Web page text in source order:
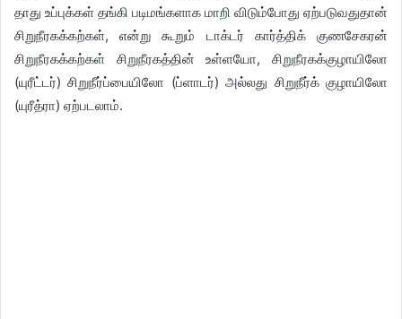
தாது உப்புக்கள் தங்கி படிமங்களாக மாறி விடும்போது ஏற்படுவதுதான்
சிறுநீரகக்கற்கள், என்று கூறும் டாக்டர் கார்த்திக் குணசேகரன்
சிறுநீரகக்கற்கள் சிறுநீரகத்தின் உள்ளயோ, சிறுநீரகக்குழாயிலோ
(யுரீட்டர்) சிறுநீர்ப்பையிலோ (ப்ளாடர்) அல்லது சிறுநீர்க் குழாயிலோ
(யுரீத்ரா) ஏற்படலாம்.